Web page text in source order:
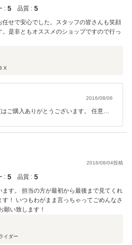
: 5 品質 : 5
せで安心でした。スタッフの皆さんも笑顔
是非ともオススメのショップですので行っ
X
2016/08/06
ご購入ありがとうございます。 任意保
け決まってましたね！愛車を大事にする
切に長く乗って頂けたらと思います。
換、車検等、ご来店頂けたらと思いま
客さに満足 安全 安心をご提供できる
っていきたいと思います。 これからも
ャンス茂原店 一同
2016/08/04投稿
: 5 品質 : 5
す。 担当の方が最初から最後まで見てくれ
！ いつもわがまま言っちゃってごめんなさ
願い致します！
イダー